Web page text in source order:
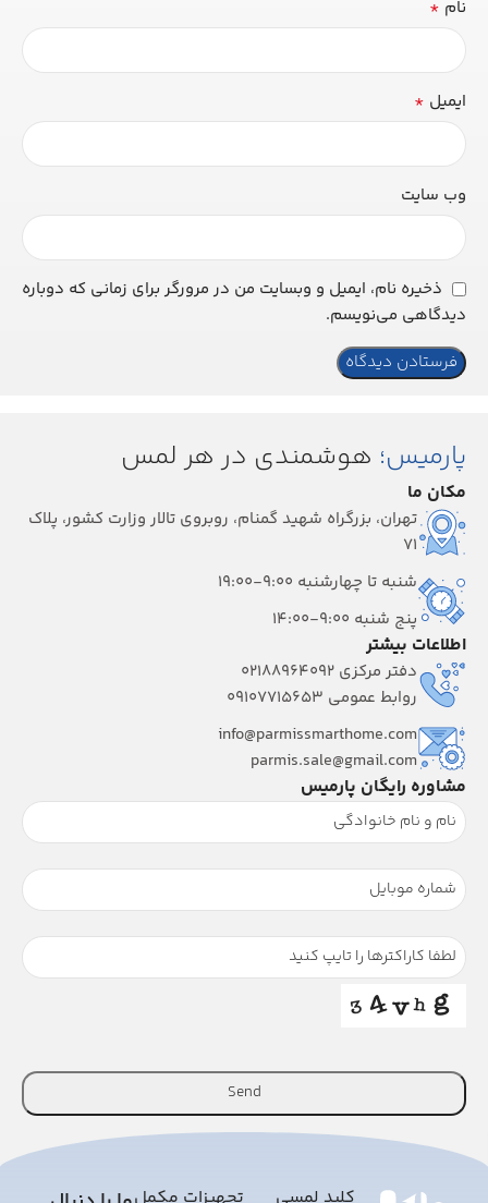
نام *
ایمیل *
وب‌ سایت
ذخیره نام، ایمیل و وبسایت من در مرورگر برای زمانی که دوباره
دیدگاهی می‌نویسم.
پارمیس؛ هوشمندی در هر لمس
مکان ما
تهران، بزرگراه شهید گمنام، روبروی تالار وزارت کشور، پلاک
۷۱
شنبه تا چهارشنبه 9:00-19:00
پنج شنبه 9:00-14:00
اطلاعات بیشتر
دفتر مرکزی 02188964092
روابط عمومی 09107715653
info@parmissmarthome.com
parmis.sale@gmail.com
مشاوره رایگان پارمیس
Send
This
should
کلید لمسی
تجهیزات مکمل